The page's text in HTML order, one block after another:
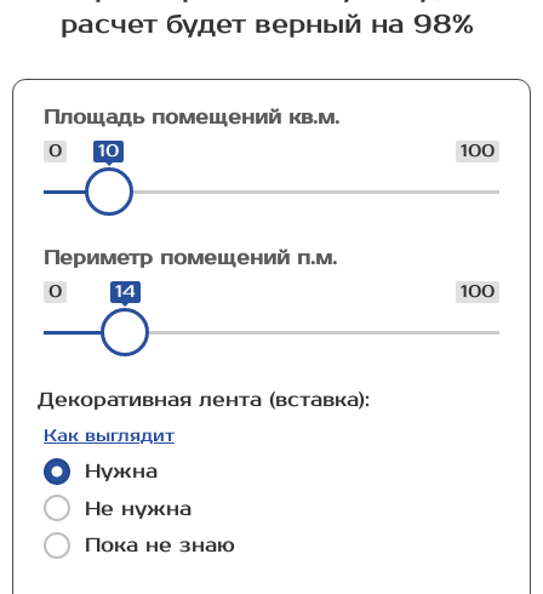
расчет будет верный на 98%
Площадь помещений кв.м.
0 100
10
Периметр помещений п.м.
0 100
14
Декоративная лента (вставка):
Как выглядит
Нужна
Не нужна
Пока не знаю